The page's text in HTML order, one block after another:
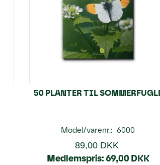
50 PLANTER TIL
Model/varenr.: 6000
89,00 DKK
Medlemspris:69,00 DKK